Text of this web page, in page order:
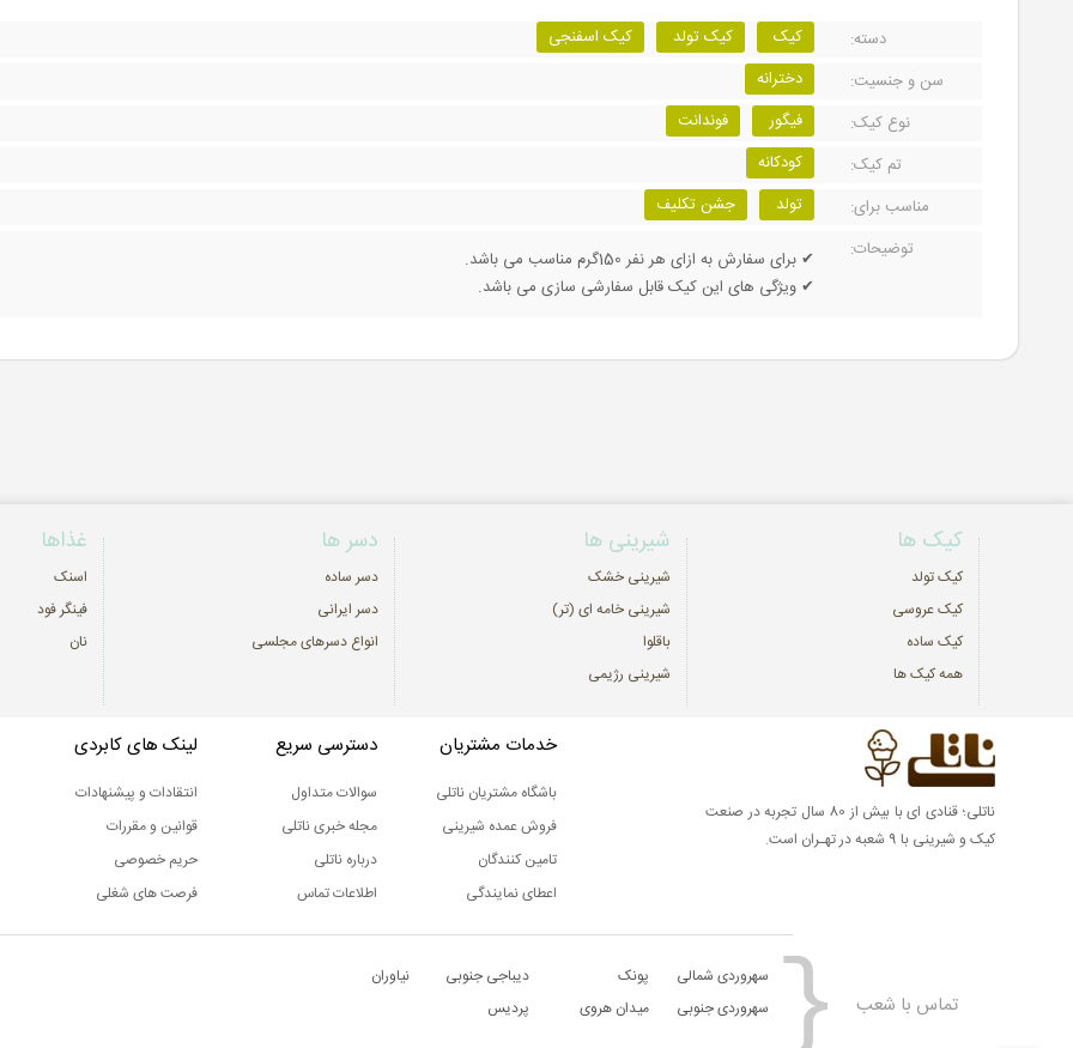
دسته: کیک کیک تولد
کیک اسفنجی
سن و جنسیت:
دخترانه
نوع کیک:
فیگور
فوندانت
تم کیک:
کودکانه
مناسب برای:
تولد
جشن تکلیف
توضیحات:
✔ برای سفارش به ازای هر نفر 150گرم مناسب می باشد.
✔ ویژگی های این کیک قابل سفارشی سازی می باشد.
کیک ها
کیک تولد
کیک عروسی
کیک ساده
همه کیک ها
شیرینی ها
شیرینی خشک
شیرینی خامه ای (تر)
باقلوا
شیرینی رژیمی
دسر ها
دسر ساده
دسر ایرانی
انواع دسرهای مجلسی
غذاها
اسنک
فینگر فود
نان
ناتلی؛ قنادی ای با بیش از 80 سال تجربه در صنعت
کیک و شیرینی با 9 شعبه در تهـران است.
خدمات مشتریان
باشگاه مشتریان ناتلی
فروش عمده شیرینی
تامین کنندگان
اعطای نمایندگی
دسترسی سریع
سوالات متداول
مجله خبری ناتلی
درباره ناتلی
اطلاعات تماس
لینک های کابردی
انتقادات و پیشنهادات
قوانین و مقررات
حریم خصوصی
فرصت های شغلی
تماس با شعب
سهروردی شمالی پونک دیباجی جنوبی
نیاوران
سهروردی جنوبی
میدان هروی پردیس